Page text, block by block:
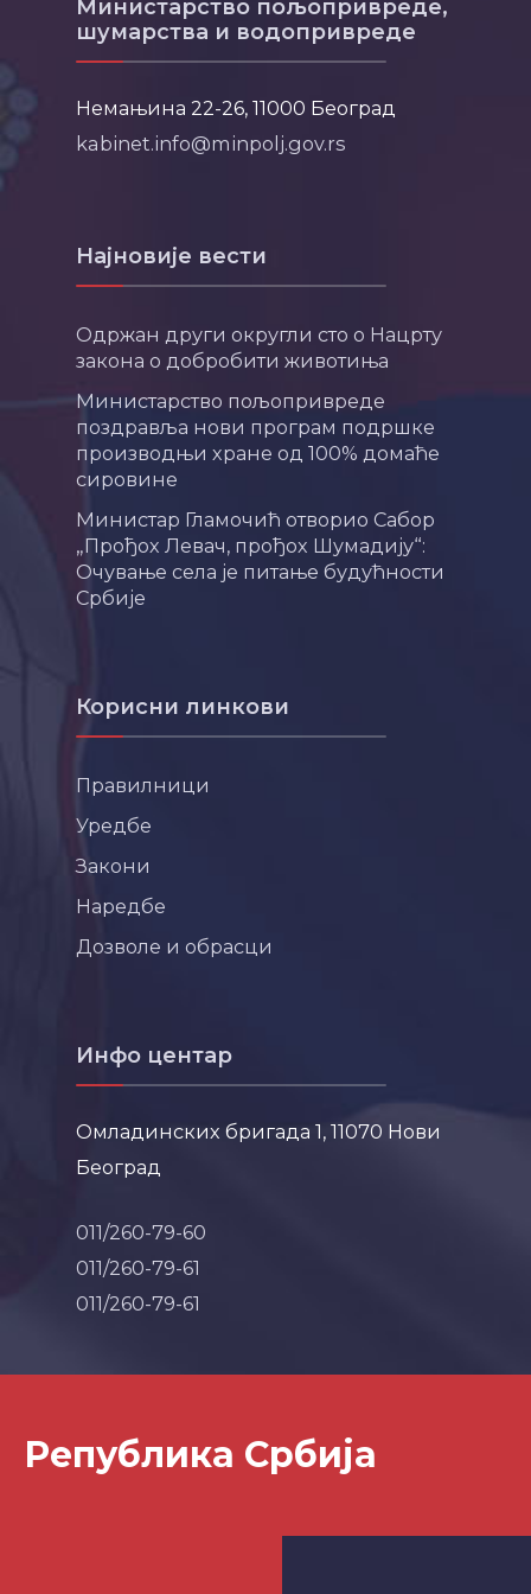
Министарство пољопривреде,
шумарства и водопривреде
Немањина 22-26, 11000 Београд
kabinet.info@minpolj.gov.rs
Најновије вести
Одржан други округли сто о Нацрту
закона о добробити животиња
Министарство пољопривреде
поздравља нови програм подршке
производњи хране од 100% домаће
сировине
Министар Гламочић отворио Сабор
„Прођох Левач, прођох Шумадију“:
Очување села је питање будућности
Србије
Корисни линкови
Правилници
Уредбе
Закони
Наредбе
Дозволе и обрасци
Инфо центар
Омладинских бригада 1, 11070 Нови
Београд
011/260-79-60
011/260-79-61
011/260-79-61
Република Србија